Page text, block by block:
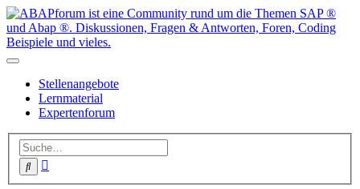
Stellenangebote
Lernmaterial
Expertenforum
Suche